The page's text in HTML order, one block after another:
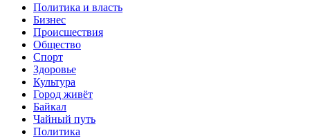
Политика и власть
Бизнес
Происшествия
Общество
Cпорт
Здоровье
Культура
Город живёт
Байкал
Чайный путь
Политика